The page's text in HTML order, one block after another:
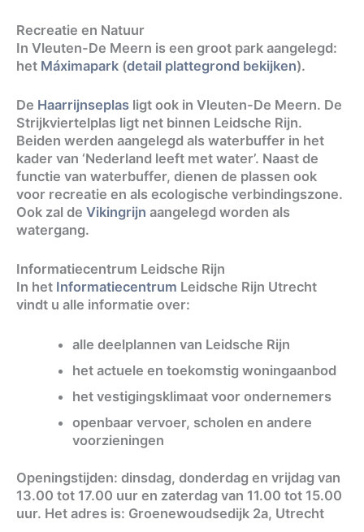
Recreatie en Natuur
In Vleuten-De Meern is een groot park aangelegd:
het Máximapark (detail plattegrond bekijken).
De Haarrijnseplas ligt ook in Vleuten-De Meern. De
Strijkviertelplas ligt net binnen Leidsche Rijn.
Beiden werden aangelegd als waterbuffer in het
kader van ‘Nederland leeft met water’. Naast de
functie van waterbuffer, dienen de plassen ook
voor recreatie en als ecologische verbindingszone.
Ook zal de Vikingrijn aangelegd worden als
watergang.
Informatiecentrum Leidsche Rijn
In het Informatiecentrum Leidsche Rijn Utrecht
vindt u alle informatie over:
alle deelplannen van Leidsche Rijn
het actuele en toekomstig woningaanbod
het vestigingsklimaat voor ondernemers
openbaar vervoer, scholen en andere
voorzieningen
Openingstijden: dinsdag, donderdag en vrijdag van
13.00 tot 17.00 uur en zaterdag van 11.00 tot 15.00
uur. Het adres is: Groenewoudsedijk 2a, Utrecht